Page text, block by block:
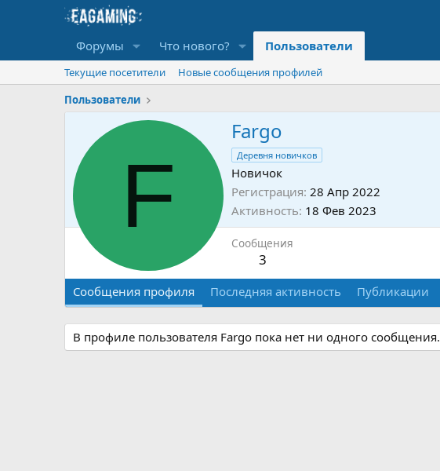
Форумы Что нового? Пользователи
Текущие посетители
Новые сообщения профилей
Пользователи
F
Fargo
Деревня новичков
Новичок
Регистрация 28 Апр 2022
Активность 18 Фев 2023
Сообщения
3
Сообщения профиля Последняя активность Публикации
В профиле пользователя Fargo пока нет ни одного сообщения.